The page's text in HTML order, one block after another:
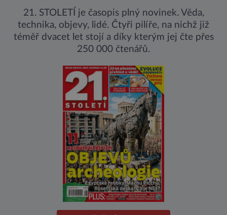
21. STOLETÍ je časopis plný novinek. Věda,
technika, objevy, lidé. Čtyři pilíře, na nichž již
téměř dvacet let stojí a díky kterým jej čte přes
250 000 čtenářů.